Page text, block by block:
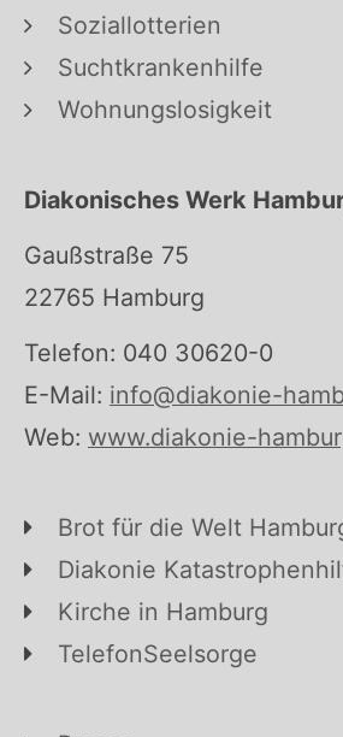
Soziallotterien
Suchtkrankenhilfe
Wohnungslosigkeit
Diakonisches Werk
Gaußstraße 75
22765 Hamburg
Telefon: 040 30620-0
E-Mail: info@diakonie-
Web: www.diakonie-
Brot für die Welt
Diakonie
Kirche in Hamburg
TelefonSeelsorge